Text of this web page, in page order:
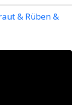
& Rüben &